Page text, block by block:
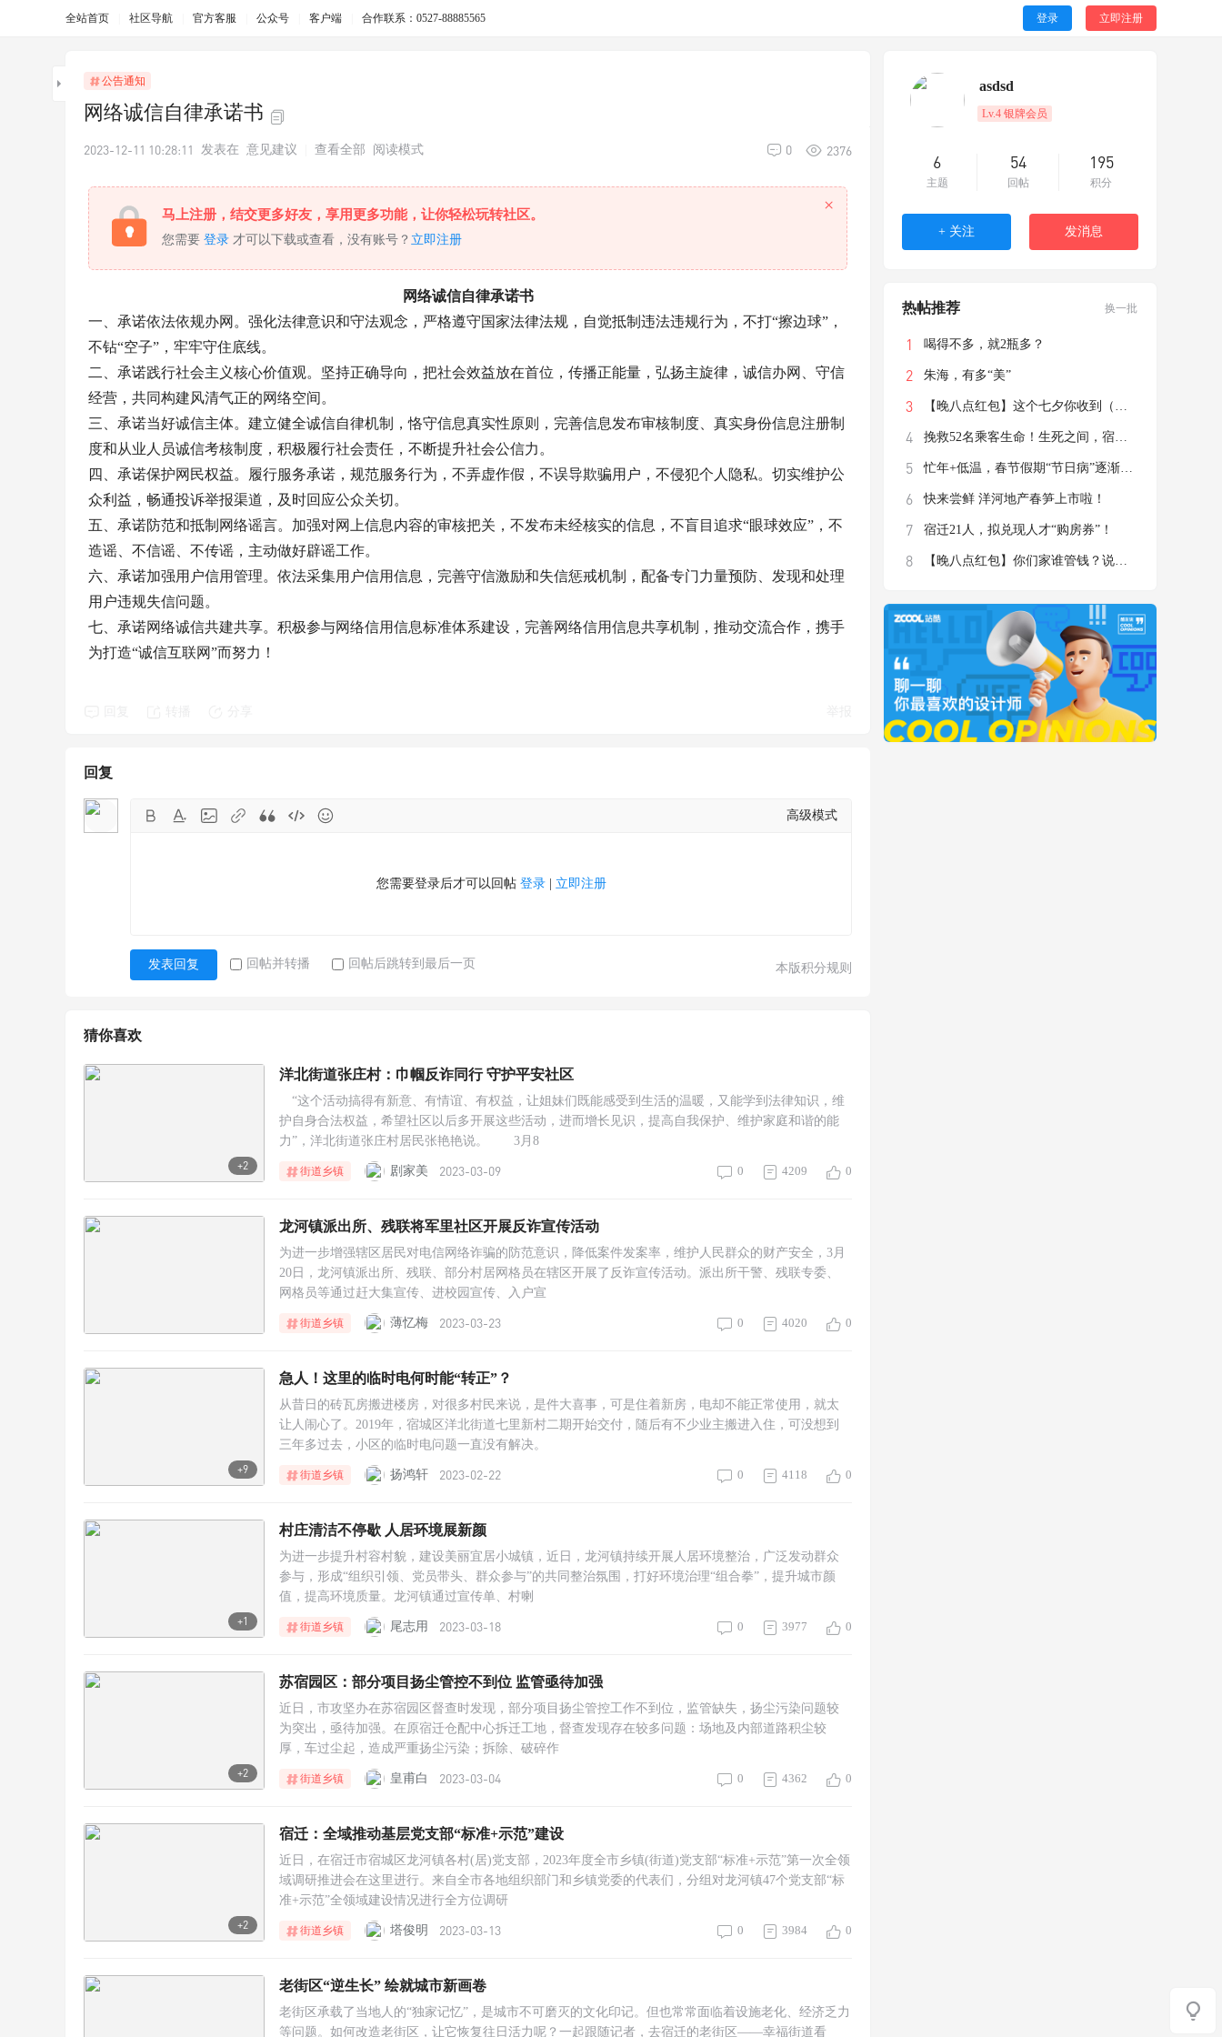
全站首页 社区导航 官方客服 公众号 客户端 合作联系：0527-88885565 登录 立即注册
公告通知
网络诚信自律承诺书
2376
0
2023-12-11 10:28:11 发表在 意见建议 查看全部 阅读模式
马上注册，结交更多好友，享用更多功能，让你轻松玩转社区。
您需要 登录 才可以下载或查看，没有账号？ 立即注册
×
网络诚信自律承诺书
一、承诺依法依规办网。强化法律意识和守法观念，严格遵守国家法律法规，自觉抵制违法违规行为，不打“擦边球”，
不钻“空子”，牢牢守住底线。
二、承诺践行社会主义核心价值观。坚持正确导向，把社会效益放在首位，传播正能量，弘扬主旋律，诚信办网、守信
经营，共同构建风清气正的网络空间。
三、承诺当好诚信主体。建立健全诚信自律机制，恪守信息真实性原则，完善信息发布审核制度、真实身份信息注册制
度和从业人员诚信考核制度，积极履行社会责任，不断提升社会公信力。
四、承诺保护网民权益。履行服务承诺，规范服务行为，不弄虚作假，不误导欺骗用户，不侵犯个人隐私。切实维护公
众利益，畅通投诉举报渠道，及时回应公众关切。
五、承诺防范和抵制网络谣言。加强对网上信息内容的审核把关，不发布未经核实的信息，不盲目追求“眼球效应”，不
造谣、不信谣、不传谣，主动做好辟谣工作。
六、承诺加强用户信用管理。依法采集用户信用信息，完善守信激励和失信惩戒机制，配备专门力量预防、发现和处理
用户违规失信问题。
七、承诺网络诚信共建共享。积极参与网络信用信息标准体系建设，完善网络信用信息共享机制，推动交流合作，携手
为打造“诚信互联网”而努力！
回复
高级模式
您需要登录后才可以回帖 登录| 立即注册
本版积分规则
发表回复 回帖并转播 回帖后跳转到最后一页
猜你喜欢
+2
洋北街道张庄村：巾帼反诈同行 守护平安社区
“这个活动搞得有新意、有情谊、有权益，让姐妹们既能感受到生活的温暖，又能学到法律知识，维
护自身合法权益，希望社区以后多开展这些活动，进而增长见识，提高自我保护、维护家庭和谐的能
力”，洋北街道张庄村居民张艳艳说。 3月8
0
4209
街道乡镇 0
剧家美 2023-03-09
龙河镇派出所、残联将军里社区开展反诈宣传活动
为进一步增强辖区居民对电信网络诈骗的防范意识，降低案件发案率，维护人民群众的财产安全，3月
20日，龙河镇派出所、残联、部分村居网格员在辖区开展了反诈宣传活动。派出所干警、残联专委、
网格员等通过赶大集宣传、进校园宣传、入户宣
0
4020
街道乡镇 0
薄忆梅 2023-03-23
+9
急人！这里的临时电何时能“转正”？
从昔日的砖瓦房搬进楼房，对很多村民来说，是件大喜事，可是住着新房，电却不能正常使用，就太
让人闹心了。2019年，宿城区洋北街道七里新村二期开始交付，随后有不少业主搬进入住，可没想到
三年多过去，小区的临时电问题一直没有解决。
0
4118
街道乡镇 0
扬鸿轩 2023-02-22
+1
村庄清洁不停歇 人居环境展新颜
为进一步提升村容村貌，建设美丽宜居小城镇，近日，龙河镇持续开展人居环境整治，广泛发动群众
参与，形成“组织引领、党员带头、群众参与”的共同整治氛围，打好环境治理“组合拳”，提升城市颜
值，提高环境质量。龙河镇通过宣传单、村喇
0
3977
街道乡镇 0
尾志用 2023-03-18
+2
苏宿园区：部分项目扬尘管控不到位 监管亟待加强
近日，市攻坚办在苏宿园区督查时发现，部分项目扬尘管控工作不到位，监管缺失，扬尘污染问题较
为突出，亟待加强。在原宿迁仓配中心拆迁工地，督查发现存在较多问题：场地及内部道路积尘较
厚，车过尘起，造成严重扬尘污染；拆除、破碎作
0
4362
街道乡镇 0
皇甫白 2023-03-04
+2
宿迁：全域推动基层党支部“标准+示范”建设
近日，在宿迁市宿城区龙河镇各村(居)党支部，2023年度全市乡镇(街道)党支部“标准+示范”第一次全领
域调研推进会在这里进行。来自全市各地组织部门和乡镇党委的代表们，分组对龙河镇47个党支部“标
准+示范”全领域建设情况进行全方位调研
0
3984
街道乡镇 0
塔俊明 2023-03-13
老街区“逆生长” 绘就城市新画卷
老街区承载了当地人的“独家记忆”，是城市不可磨灭的文化印记。但也常常面临着设施老化、经济乏力
等问题。如何改造老街区，让它恢复往日活力呢？一起跟随记者，去宿迁的老街区——幸福街道看
asdsd
Lv.4 银牌会员
6
主题
54
回帖
195
积分
+ 关注 发消息
热帖推荐 换一批
喝得不多，就2瓶多？
朱海，有多“美”
【晚八点红包】这个七夕你收到（送出）了什
挽救52名乘客生命！生死之间，宿迁这名驾驶
忙年+低温，春节假期“节日病”逐渐显现
快来尝鲜 洋河地产春笋上市啦！
宿迁21人，拟兑现人才“购房券”！
【晚八点红包】你们家谁管钱？说说你认为最